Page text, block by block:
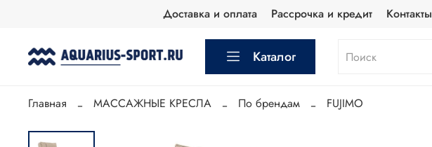
Доставка и оплата Рассрочка и кредит Контакты
Каталог
Главная МАССАЖНЫЕ КРЕСЛА По брендам FUJIMO